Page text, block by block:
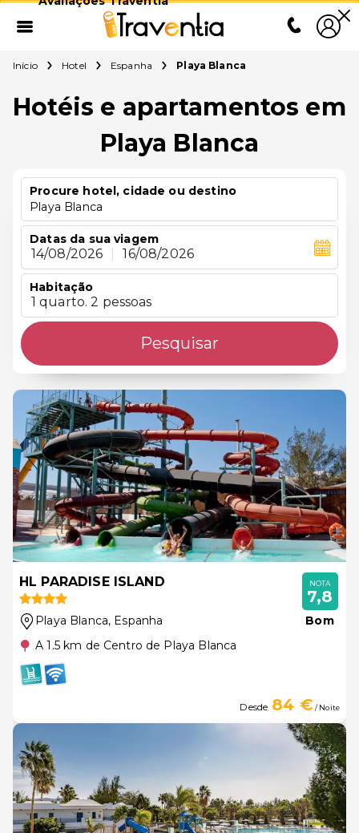
Início Hotel Espanha Playa Blanca
Hotéis e apartamentos em
Playa Blanca
Procure hotel, cidade ou destino
Playa Blanca
Datas da sua viagem
14/08/2026 16/08/2026
Habitação
1 quarto. 2 pessoas
Pesquisar
HL PARADISE ISLAND
Playa Blanca, Espanha
A 1.5 km de Centro de Playa Blanca
NOTA
7,8
Bom
Desde 84 €/ Noite